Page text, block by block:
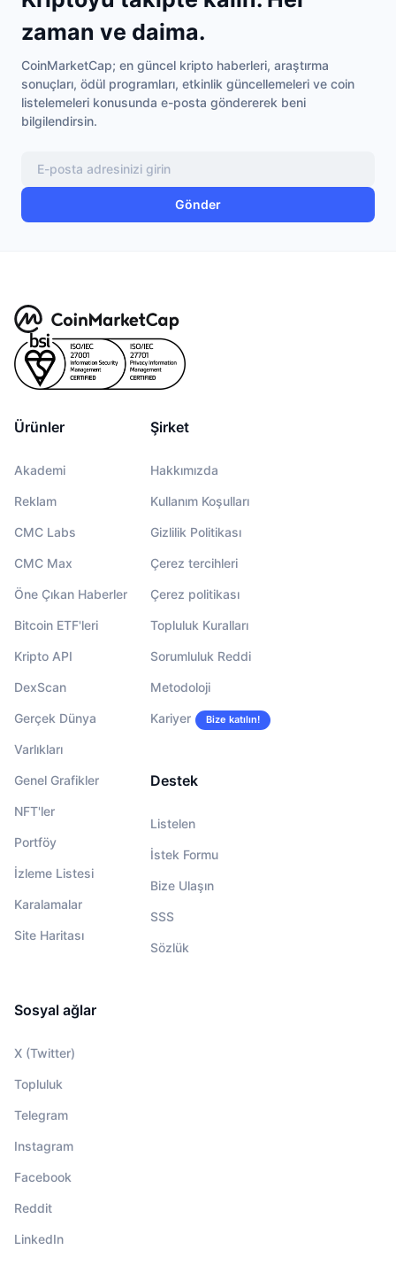
zaman ve daima.
CoinMarketCap; en güncel kripto haberleri, araştırma
sonuçları, ödül programları, etkinlik güncellemeleri ve coin
listelemeleri konusunda e-posta göndererek beni
bilgilendirsin.
Gönder
Ürünler
Akademi
Reklam
CMC Labs
CMC Max
Öne Çıkan Haberler
Bitcoin ETF'leri
Kripto API
DexScan
Gerçek Dünya
Varlıkları
Genel Grafikler
NFT'ler
Portföy
İzleme Listesi
Karalamalar
Site Haritası
Şirket
Hakkımızda
Kullanım Koşulları
Gizlilik Politikası
Çerez tercihleri
Çerez politikası
Topluluk Kuralları
Sorumluluk Reddi
Metodoloji
Kariyer Bize katılın!
Destek
Listelen
İstek Formu
Bize Ulaşın
SSS
Sözlük
Sosyal ağlar
X (Twitter)
Topluluk
Telegram
Instagram
Facebook
Reddit
LinkedIn